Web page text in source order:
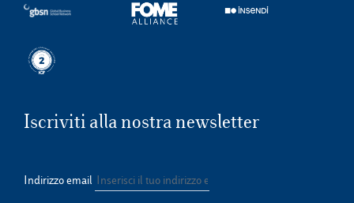
Iscriviti alla nostra newsletter
Indirizzo email